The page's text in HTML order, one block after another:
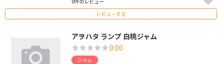
レビューする
アヲハタ ランプ 白桃ジャム
0.00
ジャム